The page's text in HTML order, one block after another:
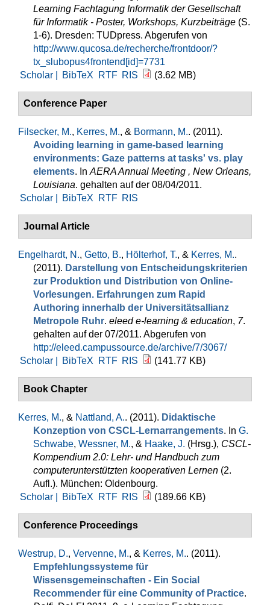
Learning Fachtagung Informatik der Gesellschaft
für Informatik - Poster, Workshops, Kurzbeiträge (S.
1-6). Dresden: TUDpress. Abgerufen von
http://www.qucosa.de/recherche/frontdoor/?
tx_slubopus4frontend[id]=7731
Scholar |
BibTeX RTF RIS (3.62 MB)
Conference Paper
Filsecker, M., Kerres, M., & Bormann, M.. (2011).
Avoiding learning in game-based learning
environments: Gaze patterns at tasks' vs. play
elements. In AERA Annual Meeting , New Orleans,
Louisiana. gehalten auf der 08/04/2011.
Scholar |
BibTeX RTF RIS
Journal Article
Engelhardt, N., Getto, B., Hölterhof, T., & Kerres, M..
(2011). Darstellung von Entscheidungskriterien
zur Produktion und Distribution von Online-
Vorlesungen. Erfahrungen zum Rapid
Authoring innerhalb der Universitätsallianz
Metropole Ruhr. eleed e-learning & education, 7.
gehalten auf der 07/2011. Abgerufen von
http://eleed.campussource.de/archive/7/3067/
Scholar |
BibTeX RTF RIS (141.77 KB)
Book Chapter
Kerres, M., & Nattland, A.. (2011). Didaktische
Konzeption von CSCL-Lernarrangements. In G.
Schwabe, Wessner, M., & Haake, J. (Hrsg.), CSCL-
Kompendium 2.0: Lehr- und Handbuch zum
computerunterstützten kooperativen Lernen (2.
Aufl.). München: Oldenbourg.
Scholar |
BibTeX RTF RIS (189.66 KB)
Conference Proceedings
Westrup, D., Vervenne, M., & Kerres, M.. (2011).
Empfehlungssysteme für
Wissensgemeinschaften - Ein Social
Recommender für eine Community of Practice.